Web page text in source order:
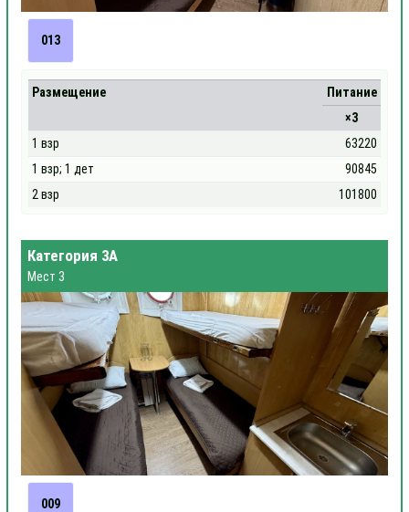
013
Размещение
Питание
×3
1 взр
63220
1 взр; 1 дет
90845
2 взр
101800
Категория 3А
Мест 3
009